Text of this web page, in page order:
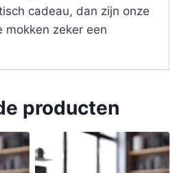
cadeau, dan zijn onze
mokken zeker een
producten